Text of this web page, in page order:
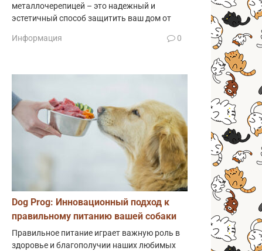
металлочерепицей – это надежный и
эстетичный способ защитить ваш дом от
Информация 0
Dog Prog: Инновационный подход к
правильному питанию вашей собаки
Правильное питание играет важную роль в
здоровье и благополучии наших любимых